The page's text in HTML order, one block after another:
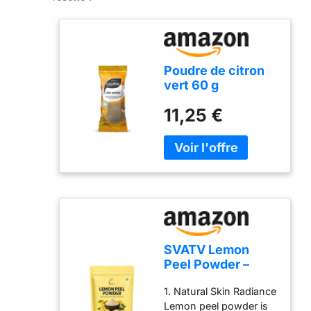
Poudre de citron
vert 60 g
11,25 €
SVATV Lemon
Peel Powder –
Powder 227gm –
Natural Botanical
1. Natural Skin Radiance
Lemon peel powder is